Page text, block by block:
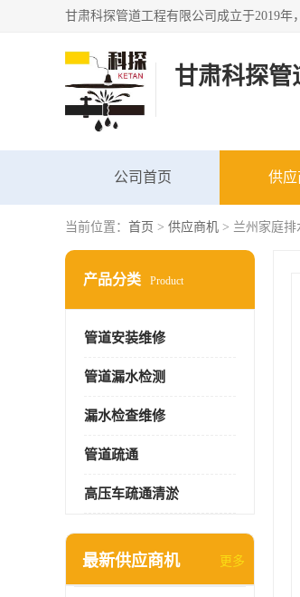
甘肃科探管
公司首页 供应
当前位置： 首页 > 供应商机 > 兰州家庭排
产品分类 Product
管道安装维修
管道漏水检测
漏水检查维修
管道疏通
高压车疏通清淤
最新供应商机 更多